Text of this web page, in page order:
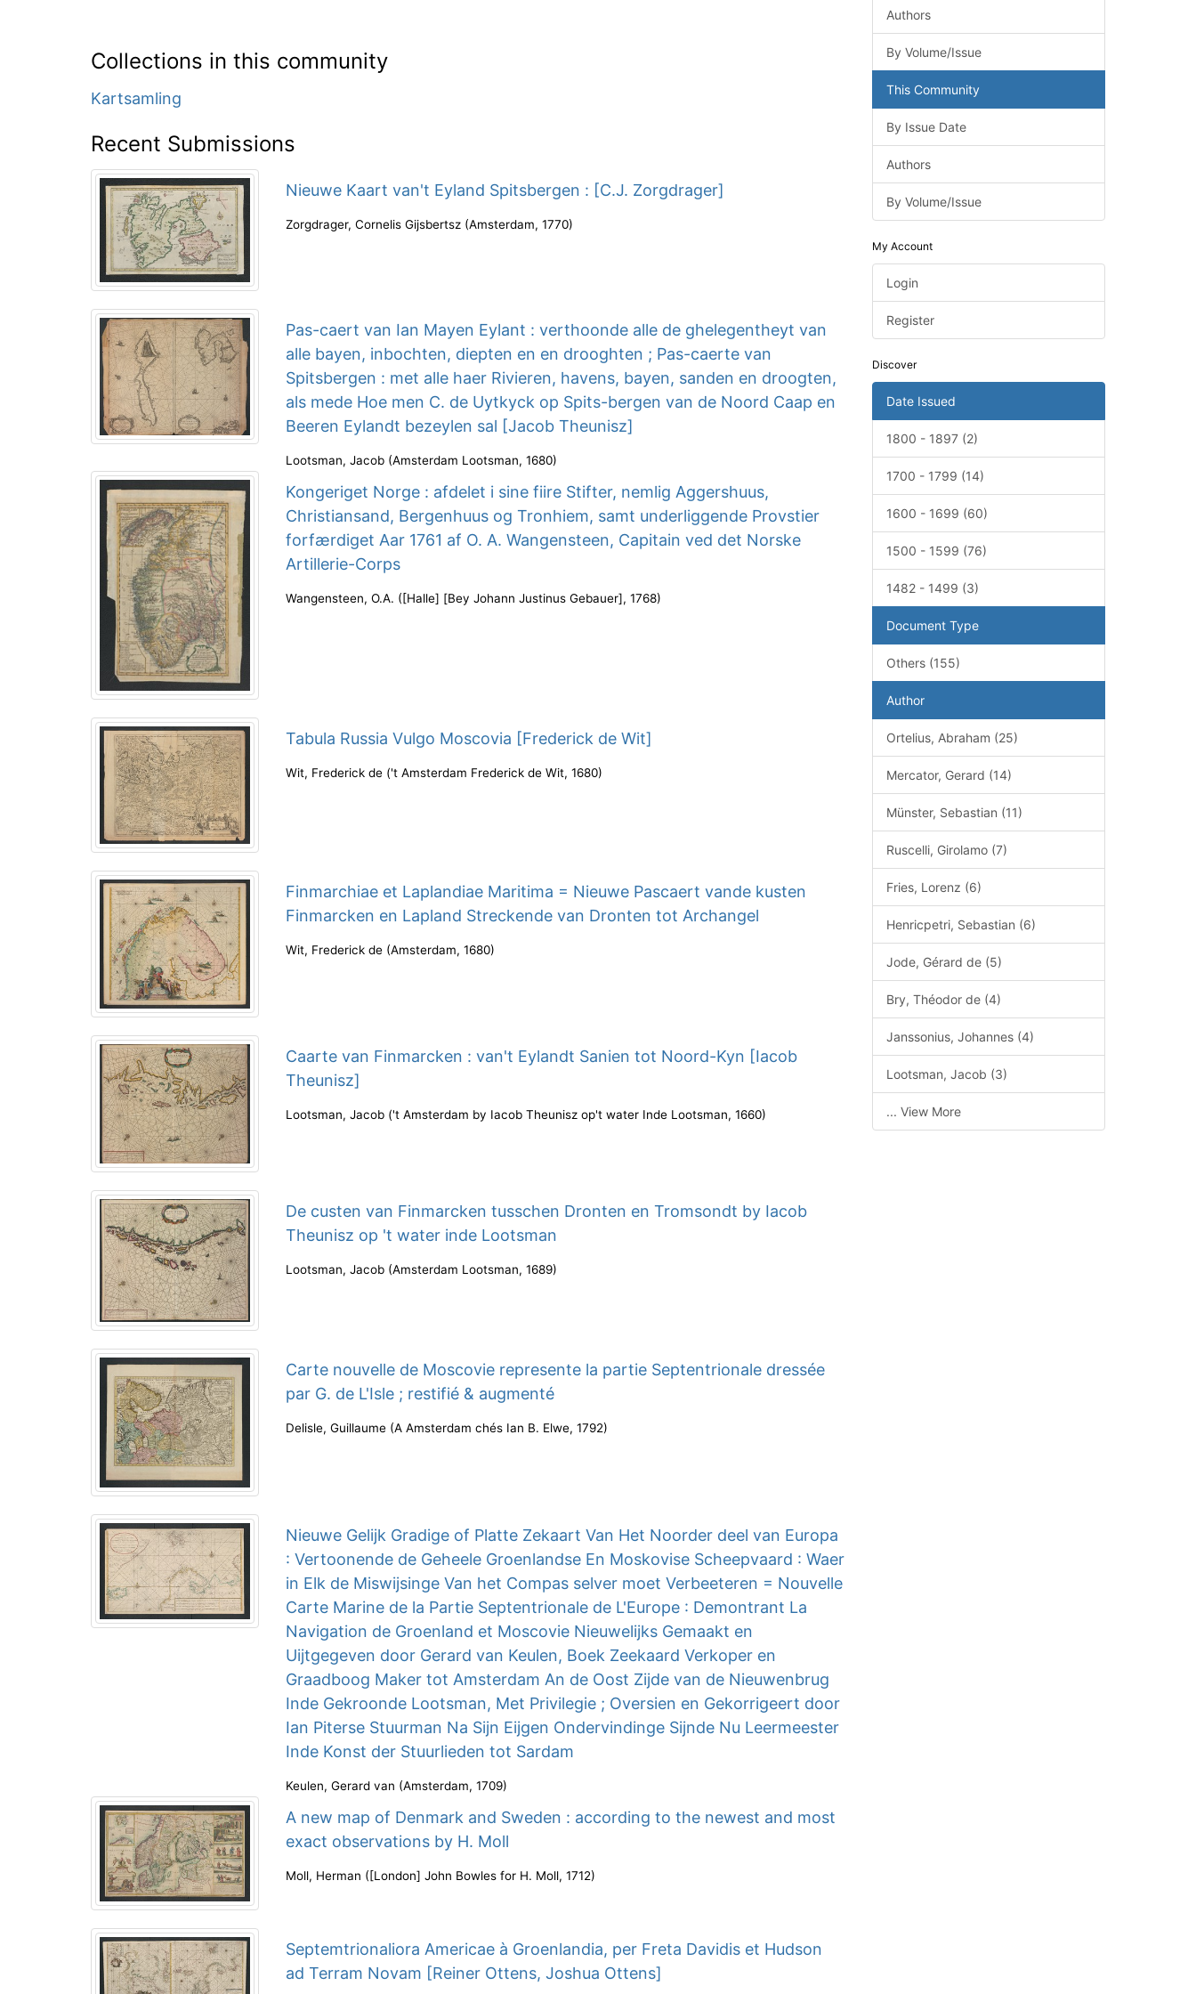
Collections in this community
Kartsamling
Recent Submissions
Nieuwe Kaart van't Eyland Spitsbergen : [C.J. Zorgdrager]
Zorgdrager, Cornelis Gijsbertsz (Amsterdam,1770)
Pas-caert van Ian Mayen Eylant : verthoonde alle de ghelegentheyt van
alle bayen, inbochten, diepten en en drooghten ; Pas-caerte van
Spitsbergen : met alle haer Rivieren, havens, bayen, sanden en droogten,
als mede Hoe men C. de Uytkyck op Spits-bergen van de Noord Caap en
Beeren Eylandt bezeylen sal [Jacob Theunisz]
Lootsman, Jacob (Amsterdam Lootsman,1680)
Kongeriget Norge : afdelet i sine fiire Stifter, nemlig Aggershuus,
Christiansand, Bergenhuus og Tronhiem, samt underliggende Provstier
forfærdiget Aar 1761 af O. A. Wangensteen, Capitain ved det Norske
Artillerie-Corps
Wangensteen, O.A. ([Halle] [Bey Johann Justinus Gebauer],1768)
Tabula Russia Vulgo Moscovia [Frederick de Wit]
Wit, Frederick de ('t Amsterdam Frederick de Wit,1680)
Finmarchiae et Laplandiae Maritima = Nieuwe Pascaert vande kusten
Finmarcken en Lapland Streckende van Dronten tot Archangel
Wit, Frederick de (Amsterdam,1680)
Caarte van Finmarcken : van't Eylandt Sanien tot Noord-Kyn [Iacob
Theunisz]
Lootsman, Jacob ('t Amsterdam by Iacob Theunisz op't water Inde Lootsman,1660)
De custen van Finmarcken tusschen Dronten en Tromsondt by Iacob
Theunisz op 't water inde Lootsman
Lootsman, Jacob (Amsterdam Lootsman,1689)
Carte nouvelle de Moscovie represente la partie Septentrionale dressée
par G. de L'Isle ; restifié & augmenté
Delisle, Guillaume (A Amsterdam chés Ian B. Elwe,1792)
Nieuwe Gelijk Gradige of Platte Zekaart Van Het Noorder deel van Europa
: Vertoonende de Geheele Groenlandse En Moskovise Scheepvaard : Waer
in Elk de Miswijsinge Van het Compas selver moet Verbeeteren = Nouvelle
Carte Marine de la Partie Septentrionale de L'Europe : Demontrant La
Navigation de Groenland et Moscovie Nieuwelijks Gemaakt en
Uijtgegeven door Gerard van Keulen, Boek Zeekaard Verkoper en
Graadboog Maker tot Amsterdam An de Oost Zijde van de Nieuwenbrug
Inde Gekroonde Lootsman, Met Privilegie ; Oversien en Gekorrigeert door
Ian Piterse Stuurman Na Sijn Eijgen Ondervindinge Sijnde Nu Leermeester
Inde Konst der Stuurlieden tot Sardam
Keulen, Gerard van (Amsterdam,1709)
A new map of Denmark and Sweden : according to the newest and most
exact observations by H. Moll
Moll, Herman ([London] John Bowles for H. Moll,1712)
Septemtrionaliora Americae à Groenlandia, per Freta Davidis et Hudson
ad Terram Novam [Reiner Ottens, Joshua Ottens]
Authors
By Volume/Issue
This Community
By Issue Date
Authors
By Volume/Issue
My Account
Login
Register
Discover
Date Issued
1800 - 1897 (2)
1700 - 1799 (14)
1600 - 1699 (60)
1500 - 1599 (76)
1482 - 1499 (3)
Document Type
Others (155)
Author
Ortelius, Abraham (25)
Mercator, Gerard (14)
Münster, Sebastian (11)
Ruscelli, Girolamo (7)
Fries, Lorenz (6)
Henricpetri, Sebastian (6)
Jode, Gérard de (5)
Bry, Théodor de (4)
Janssonius, Johannes (4)
Lootsman, Jacob (3)
... View More